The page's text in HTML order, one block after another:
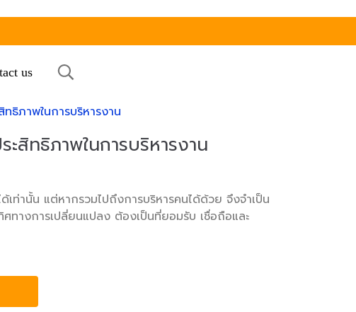
us
ทธิภาพในการบริหารงาน
ะสิทธิภาพในการบริหารงาน
เท่านั้น แต่หากรวมไปถึงการบริหารคนได้ด้วย จึงจำเป็น
างการเปลี่ยนแปลง ต้องเป็นที่ยอมรับ เชื่อถือและ